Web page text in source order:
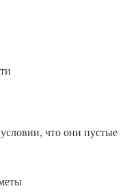
что они пустые